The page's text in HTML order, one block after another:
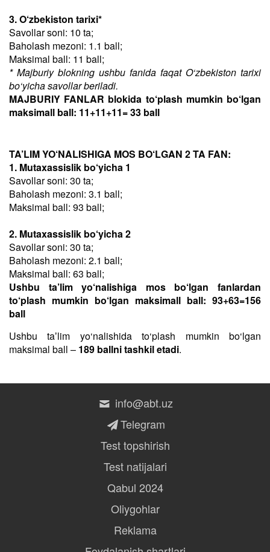
3. O‘zbekiston tarixi*
Savollar soni: 10 ta;
Baholash mezoni: 1.1 ball;
Maksimal ball: 11 ball;
* Majburiy blokning ushbu fanida faqat O‘zbekiston tarixi
bo‘yicha savollar beriladi.
MAJBURIY FANLAR blokida to‘plash mumkin bo‘lgan
maksimall ball: 11+11+11= 33 ball
TA’LIM YO‘NALISHIGA MOS BO‘LGAN 2 TA FAN:
1. Mutaxassislik bo‘yicha 1
Savollar soni: 30 ta;
Baholash mezoni: 3.1 ball;
Maksimal ball: 93 ball;
2. Mutaxassislik bo‘yicha 2
Savollar soni: 30 ta;
Baholash mezoni: 2.1 ball;
Maksimal ball: 63 ball;
Ushbu ta’lim yo‘nalishiga mos bo‘lgan fanlardan
to‘plash mumkin bo‘lgan maksimall ball: 93+63=156
ball
Ushbu taʼlim yo‘nalishida to‘plash mumkin bo‘lgan
maksimal ball – 189 ballni tashkil etadi.
info@abt.uz
Telegram
Test topshirish
Test natijalari
Qabul 2024
Oliygohlar
Reklama